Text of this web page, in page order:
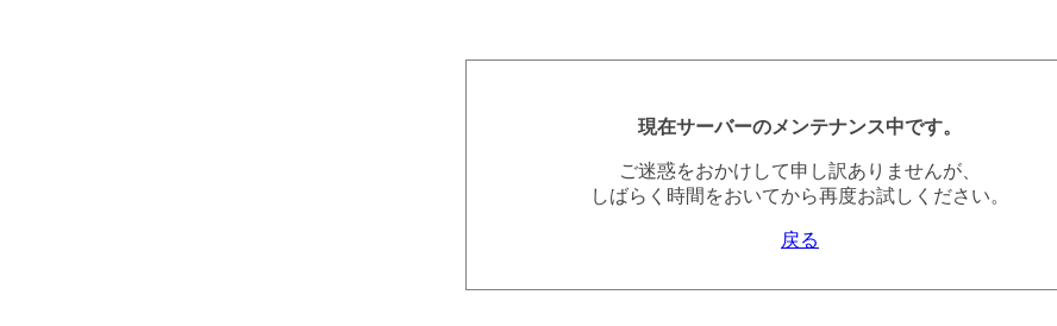
現在サーバーのメンテナンス中です。
ご迷惑をおかけして申し訳ありませんが、
しばらく時間をおいてから再度お試しください。
戻る